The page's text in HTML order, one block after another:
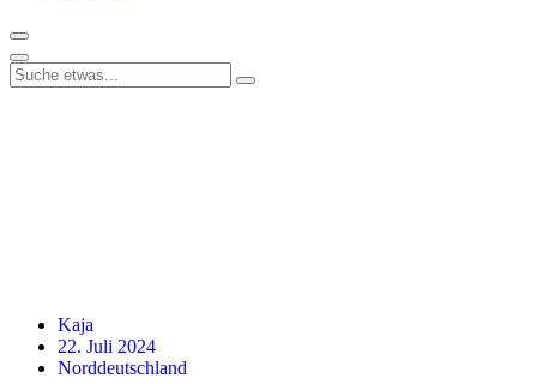
Kaja
22. Juli 2024
Norddeutschland